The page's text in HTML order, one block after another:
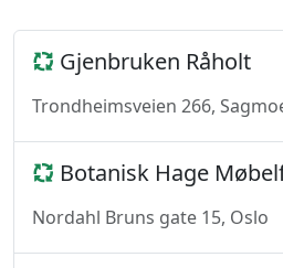
Gjenbruken Råholt
Trondheimsveien 266,
Botanisk Hage
Nordahl Bruns gate 15, Oslo